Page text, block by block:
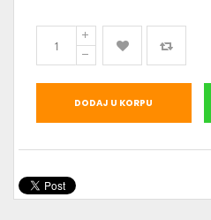
DODAJ U KORPU